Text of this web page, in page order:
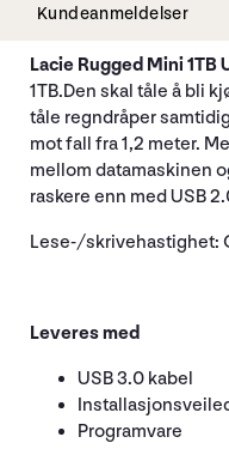
Kundeanmeldelser
Lacie Rugged Mini 1TB
1TB.Den skal tåle å bli
tåle regndråper
mot fall fra 1,2 meter.
mellom datamaskinen
raskere enn med USB
Lese-/skrivehastighet:
Leveres med
USB 3.0 kabel
Programvare